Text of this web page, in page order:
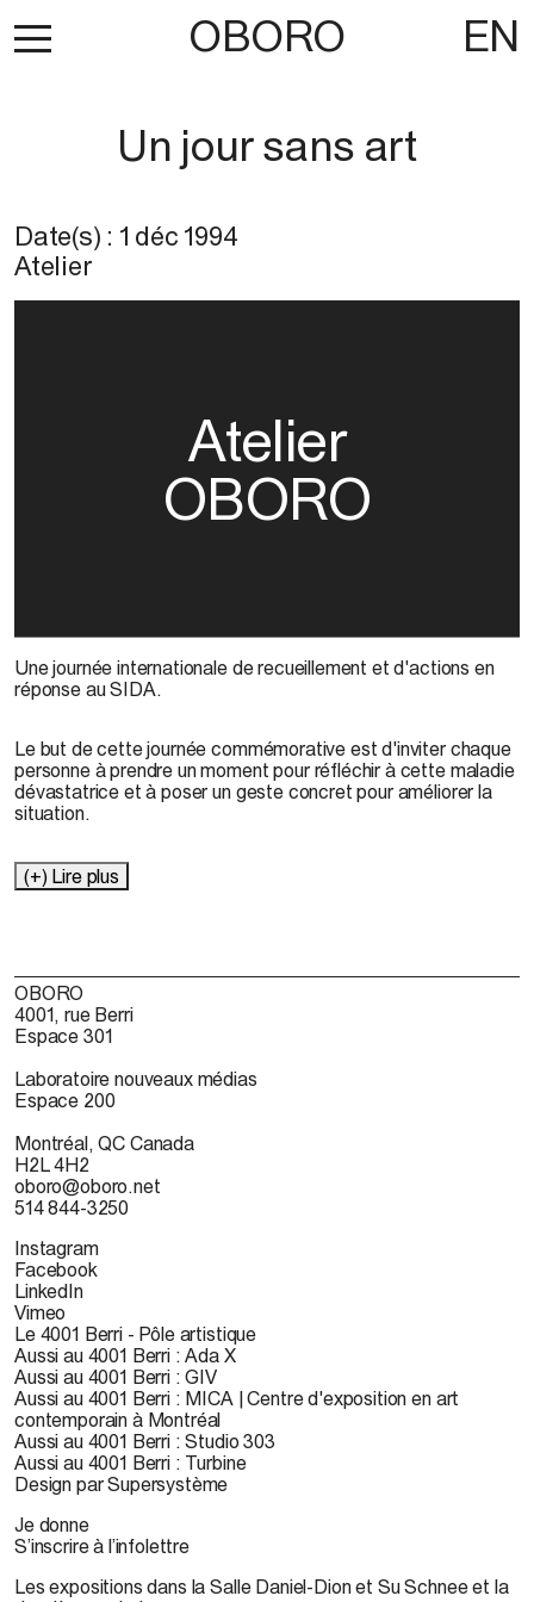
OBORO EN
Un jour sans art
Date(s) : 1 déc 1994
Atelier
Atelier
OBORO
Une journée internationale de recueillement et d'actions en
réponse au SIDA.
Le but de cette journée commémorative est d'inviter chaque
personne à prendre un moment pour réfléchir à cette maladie
dévastatrice et à poser un geste concret pour améliorer la
situation.
(+) Lire plus
OBORO
4001, rue Berri
Espace 301
Laboratoire nouveaux médias
Espace 200
Montréal, QC Canada
H2L 4H2
oboro@oboro.net
514 844-3250
Instagram
Facebook
LinkedIn
Vimeo
Le 4001 Berri - Pôle artistique
Aussi au 4001 Berri : Ada X
Aussi au 4001 Berri : GIV
Aussi au 4001 Berri : MICA | Centre d'exposition en art
contemporain à Montréal
Aussi au 4001 Berri : Studio 303
Aussi au 4001 Berri : Turbine
Design par Supersystème
Je donne
S’inscrire à l’infolettre
Les expositions dans la Salle Daniel-Dion et Su Schnee et la